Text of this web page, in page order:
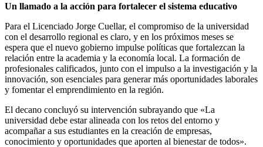
Un llamado a la acción para fortalecer el sistema educativo
Para el Licenciado Jorge Cuellar, el compromiso de la universidad
con el desarrollo regional es claro, y en los próximos meses se
espera que el nuevo gobierno impulse políticas que fortalezcan la
relación entre la academia y la economía local. La formación de
profesionales calificados, junto con el impulso a la investigación y la
innovación, son esenciales para generar más oportunidades laborales
y fomentar el emprendimiento en la región.
El decano concluyó su intervención subrayando que «La
universidad debe estar alineada con los retos del entorno y
acompañar a sus estudiantes en la creación de empresas,
conocimiento y oportunidades que aporten al bienestar de todos».